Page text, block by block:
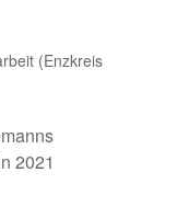
(Enzkreis